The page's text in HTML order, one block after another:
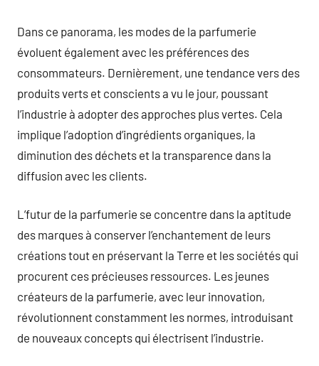
Dans ce panorama, les modes de la parfumerie
évoluent également avec les préférences des
consommateurs. Dernièrement, une tendance vers des
produits verts et conscients a vu le jour, poussant
l’industrie à adopter des approches plus vertes. Cela
implique l’adoption d’ingrédients organiques, la
diminution des déchets et la transparence dans la
diffusion avec les clients.
L’futur de la parfumerie se concentre dans la aptitude
des marques à conserver l’enchantement de leurs
créations tout en préservant la Terre et les sociétés qui
procurent ces précieuses ressources. Les jeunes
créateurs de la parfumerie, avec leur innovation,
révolutionnent constamment les normes, introduisant
de nouveaux concepts qui électrisent l’industrie.